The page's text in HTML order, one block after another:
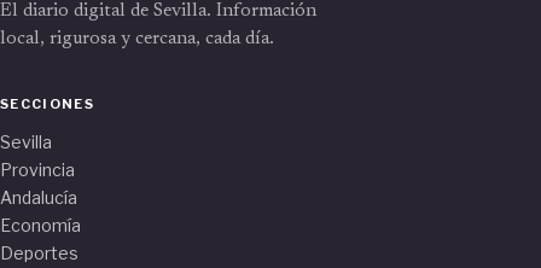
El diario digital de Sevilla. Información
local, rigurosa y cercana, cada día.
SECCIONES
Sevilla
Provincia
Andalucía
Economía
Deportes